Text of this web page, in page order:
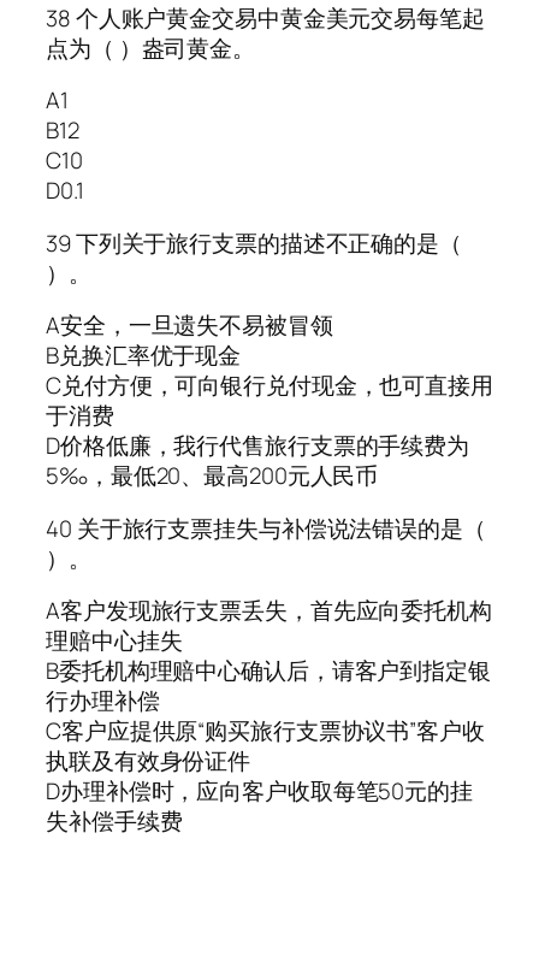
38 个人账户黄金交易中黄金美元交易每笔起
点为（ ）盎司黄金。
A1
B12
C10
D0.1
39 下列关于旅行支票的描述不正确的是（
）。
A安全，一旦遗失不易被冒领
B兑换汇率优于现金
C兑付方便，可向银行兑付现金，也可直接用
于消费
D价格低廉，我行代售旅行支票的手续费为
5‰，最低20、最高200元人民币
40 关于旅行支票挂失与补偿说法错误的是（
）。
A客户发现旅行支票丢失，首先应向委托机构
理赔中心挂失
B委托机构理赔中心确认后，请客户到指定银
行办理补偿
C客户应提供原“购买旅行支票协议书”客户收
执联及有效身份证件
D办理补偿时，应向客户收取每笔50元的挂
失补偿手续费